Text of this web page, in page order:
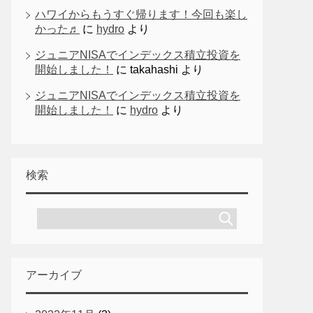
ハワイからもうすぐ帰ります！今回も楽し
かった♬
に hydro より
ジュニアNISAでインデックス積立投資を
開始しました！
に takahashi より
ジュニアNISAでインデックス積立投資を
開始しました！
に hydro より
検索
アーカイブ